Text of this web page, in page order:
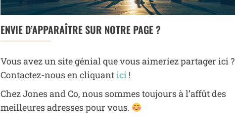
ENVIE D’APPARAÎTRE SUR NOTRE PAGE ?
Vous avez un site génial que vous aimeriez partager ici ?
Contactez-nous en cliquantici !
Chez Jones and Co, nous sommes toujours à l’affût des
meilleures adresses pour vous.